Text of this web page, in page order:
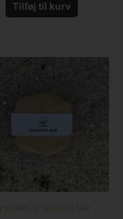
Tilføj til kurv